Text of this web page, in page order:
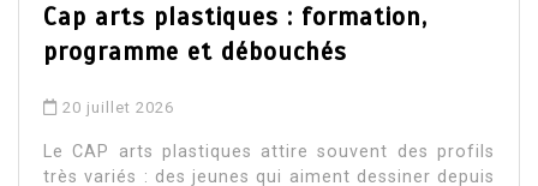
Cap arts plastiques : formation,
programme et débouchés
20 juillet 2026
Le CAP arts plastiques attire souvent des profils
très variés : des jeunes qui aiment dessiner depuis